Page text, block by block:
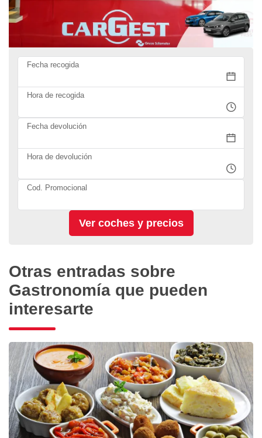
Fecha recogida
Hora de recogida
Fecha devolución
Hora de devolución
Cod. Promocional
Otras entradas sobre
Gastronomía que pueden
interesarte